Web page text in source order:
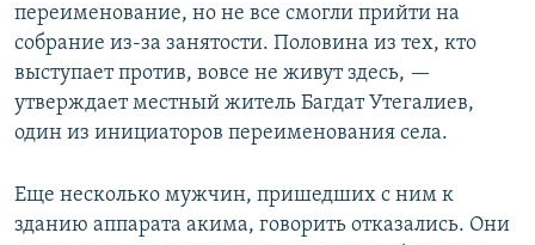
переименование, но не все смогли прийти на
собрание из-за занятости. Половина из тех, кто
выступает против, вовсе не живут здесь, —
утверждает местный житель Багдат Утегалиев,
один из инициаторов переименования села.
Еще несколько мужчин, пришедших с ним к
зданию аппарата акима, говорить отказались. Они